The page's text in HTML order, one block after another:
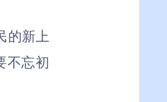
的新上
不忘初